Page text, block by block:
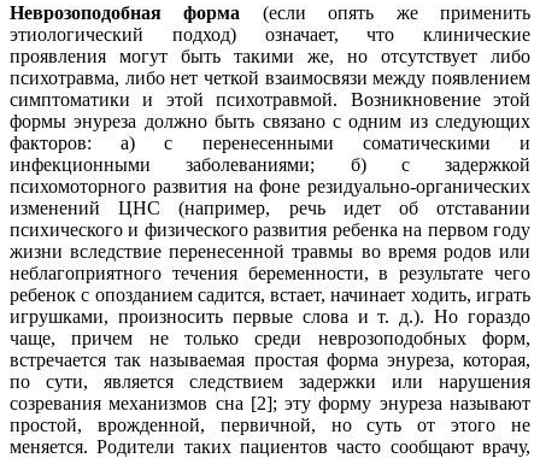
Неврозоподобная форма (если опять же применить
этиологический подход) означает, что клинические
проявления могут быть такими же, но отсутствует либо
психотравма, либо нет четкой взаимосвязи между появлением
симптоматики и этой психотравмой. Возникновение этой
формы энуреза должно быть связано с одним из следующих
факторов: а) с перенесенными соматическими и
инфекционными заболеваниями; б) с задержкой
психомоторного развития на фоне резидуально-органических
изменений ЦНС (например, речь идет об отставании
психического и физического развития ребенка на первом году
жизни вследствие перенесенной травмы во время родов или
неблагоприятного течения беременности, в результате чего
ребенок с опозданием садится, встает, начинает ходить, играть
игрушками, произносить первые слова и т. д.). Но гораздо
чаще, причем не только среди неврозоподобных форм,
встречается так называемая простая форма энуреза, которая,
по сути, является следствием задержки или нарушения
созревания механизмов сна [2]; эту форму энуреза называют
простой, врожденной, первичной, но суть от этого не
меняется. Родители таких пациентов часто сообщают врачу,